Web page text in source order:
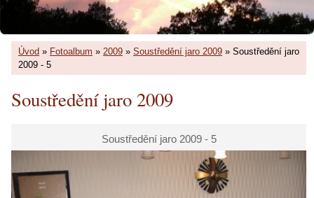
Úvod » Fotoalbum » 2009 » Soustředění jaro 2009 » Soustředění jaro
2009 - 5
Soustředění jaro 2009
Soustředění jaro 2009 - 5